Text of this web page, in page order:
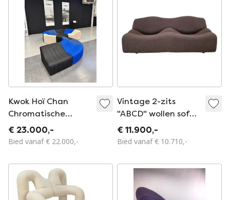
Kwok Hoï Chan
Chromatische
Steiner Fauteuil Set
(1970)
€ 23.000,-
Bied vanaf € 22.000,-
Vintage 2-zits
"ABCD" wollen sofa
door Pierre Paulin
voor Artifort, 1960
€ 11.900,-
Bied vanaf € 10.710,-